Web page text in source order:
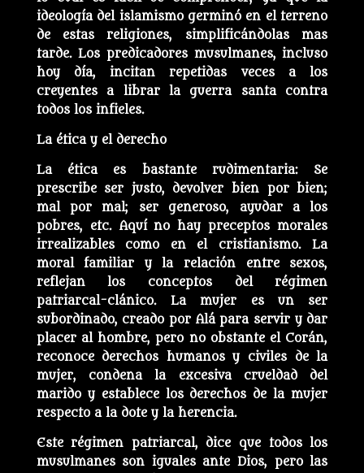
ideología del islamismo germinó en el terreno
de estas religiones, simplificándolas mas
tarde. Los predicadores musulmanes, incluso
hoy día, incitan repetidas veces a los
creyentes a librar la guerra santa contra
todos los infieles.
La ética y el derecho
La ética es bastante rudimentaria: Se
prescribe ser justo, devolver bien por bien;
mal por mal; ser generoso, ayudar a los
pobres, etc. Aquí no hay preceptos morales
irrealizables como en el cristianismo. La
moral familiar y la relación entre sexos,
reflejan los conceptos del régimen
patriarcal-clánico. La mujer es un ser
subordinado, creado por Alá para servir y dar
placer al hombre, pero no obstante el Corán,
reconoce derechos humanos y civiles de la
mujer, condena la excesiva crueldad del
marido y establece los derechos de la mujer
respecto a la dote y la herencia.
Este régimen patriarcal, dice que todos los
musulmanes son iguales ante Dios, pero las